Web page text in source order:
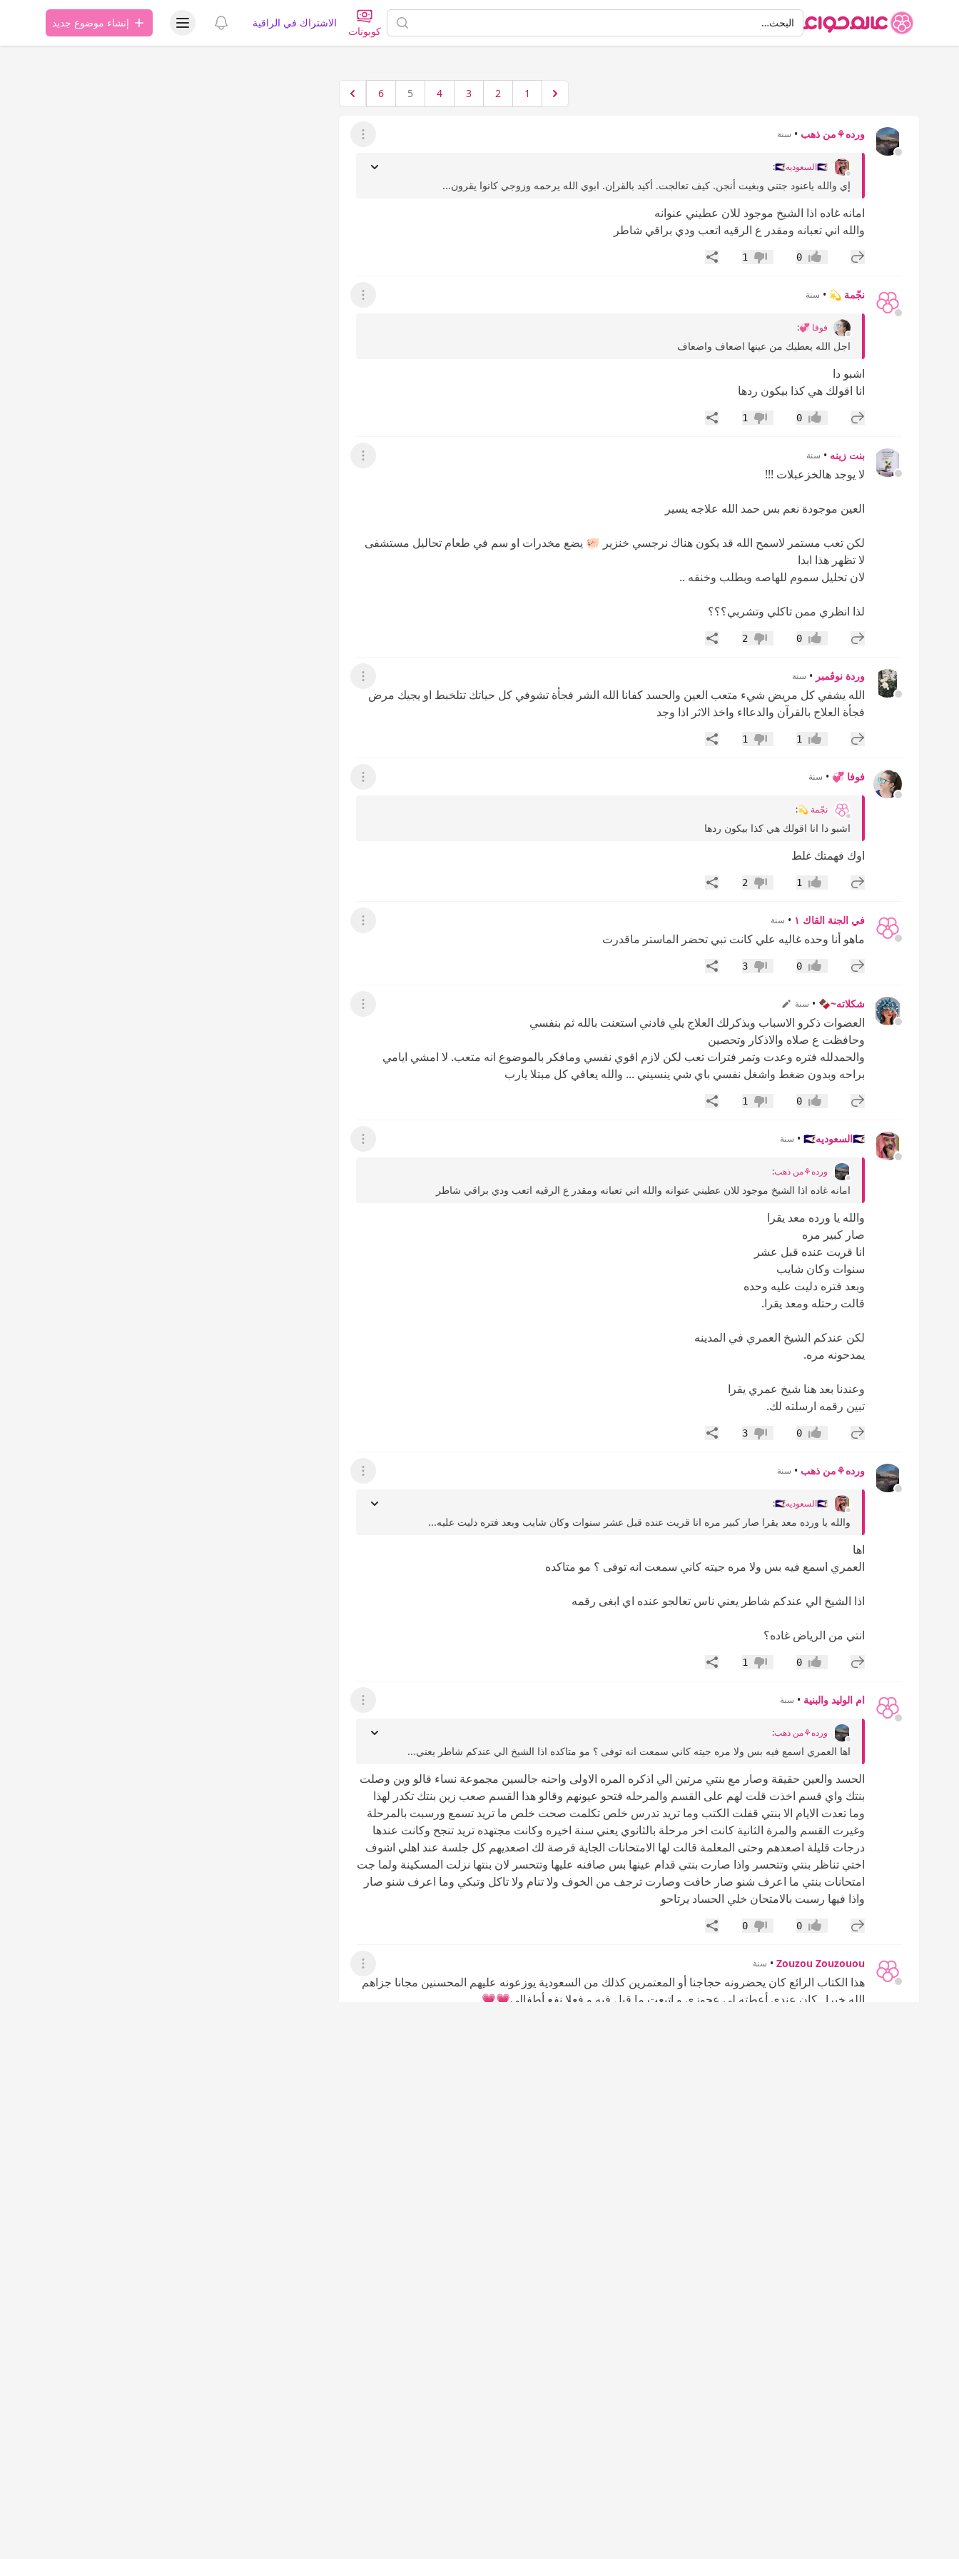
البحثالبحث…
كوبونات
الاشتراك في الراقية عرض الإشعاراتعرض قائمة المستخدمإنشاء موضوع جديد
1
2
3
4
5
6
ورده⚘️من ذهب • سنة عرض القائمة
🇸🇦السعوديه🇸🇦 :
إي والله ياعنود جتني وبغيت أنجن. كيف تعالجت. أكيد بالقرإن. ابوي الله يرحمه وزوجي كانوا يقرون...
امانه غاده اذا الشيخ موجود للان عطيني عنوانه
والله اني تعبانه ومقدر ع الرقيه اتعب ودي براقي شاطر
إضافة رد جديد
إعجاب0 عدم إعجاب
1 مشاركة
نجّمة 💫 • سنة عرض القائمة
فوفا 💞:
اجل الله يعطيك من عينها اضعاف واضعاف
اشبو دا
انا اقولك هي كذا بيكون ردها
إضافة رد جديد
إعجاب0 عدم إعجاب
1 مشاركة
بنت زينه • سنة عرض القائمة
لا يوجد هالخزعبلات !!!
العين موجودة نعم بس حمد الله علاجه يسير
لكن تعب مستمر لاسمح الله قد يكون هناك نرجسي خنزير 🐖 يضع مخدرات او سم في طعام تحاليل مستشفى
لا تظهر هذا ابدا
لان تحليل سموم للهاصه وبطلب وخنقه ..
لذا انظري ممن تاكلي وتشربي؟؟؟
إضافة رد جديد
إعجاب0 عدم إعجاب
2 مشاركة
وردة نوڤمبر • سنة عرض القائمة
الله يشفي كل مريض شيء متعب العين والحسد كفانا الله الشر فجأة تشوفي كل حياتك تتلخبط او يجيك مرض
فجأة العلاج بالقرآن والدعااء واخذ الاثر اذا وجد
إضافة رد جديد
إعجاب1 عدم إعجاب
1 مشاركة
فوفا 💞 • سنة عرض القائمة
نجّمة 💫:
اشبو دا انا اقولك هي كذا بيكون ردها
اوك فهمتك غلط
إضافة رد جديد
إعجاب1 عدم إعجاب
2 مشاركة
في الجنة القاك ١ • سنة عرض القائمة
ماهو أنا وحده غاليه علي كانت تبي تحضر الماستر ماقدرت
إضافة رد جديد
إعجاب0 عدم إعجاب
3 مشاركة
شكلاته~🍫 • سنة عرض القائمة
العضوات ذكرو الاسباب وبذكرلك العلاج يلي فادني استعنت بالله ثم بنفسي
وحافظت ع صلاه والاذكار وتحصين
والحمدلله فتره وعدت وتمر فترات تعب لكن لازم اقوي نفسي ومافكر بالموضوع انه متعب. لا امشي ايامي
براحه وبدون ضغط واشغل نفسي باي شي ينسيني ... والله يعافي كل مبتلا يارب
إضافة رد جديد
إعجاب0 عدم إعجاب
1 مشاركة
🇸🇦السعوديه🇸🇦 • سنة عرض القائمة
ورده⚘️من ذهب:
امانه غاده اذا الشيخ موجود للان عطيني عنوانه والله اني تعبانه ومقدر ع الرقيه اتعب ودي براقي شاطر
والله يا ورده معد يقرا
صار كبير مره
انا قريت عنده قبل عشر
سنوات وكان شايب
وبعد فتره دليت عليه وحده
قالت رحتله ومعد يقرا.
لكن عندكم الشيخ العمري في المدينه
يمدحونه مره.
وعندنا بعد هنا شيخ عمري يقرا
تبين رقمه ارسلته لك.
إضافة رد جديد
إعجاب0 عدم إعجاب
3 مشاركة
ورده⚘️من ذهب • سنة عرض القائمة
🇸🇦السعوديه🇸🇦 :
والله يا ورده معد يقرا صار كبير مره انا قريت عنده قبل عشر سنوات وكان شايب وبعد فتره دليت عليه...
اها
العمري اسمع فيه بس ولا مره جيته كاني سمعت انه توفى ؟ مو متاكده
اذا الشيخ الي عندكم شاطر يعني ناس تعالجو عنده اي ابغى رقمه
انتي من الرياض غاده؟
إضافة رد جديد
إعجاب0 عدم إعجاب
1 مشاركة
ام الوليد والبنية • سنة عرض القائمة
ورده⚘️من ذهب:
اها العمري اسمع فيه بس ولا مره جيته كاني سمعت انه توفى ؟ مو متاكده اذا الشيخ الي عندكم شاطر يعني...
الحسد والعين حقيقة وصار مع بنتي مرتين الي اذكره المره الاولى واحنه جالسين مجموعة نساء قالو وين وصلت
بنتك واي قسم اخذت قلت لهم على القسم والمرحله فتحو عيونهم وقالو هذا القسم صعب زين بنتك تكدر لهذا
وما تعدت الايام الا بنتي قفلت الكتب وما تريد تدرس خلص تكلمت صحت خلص ما تريد تسمع ورسبت بالمرحلة
وغيرت القسم والمرة الثانية كانت اخر مرحلة بالثانوي يعني سنة اخيره وكانت مجتهده تريد تنجح وكانت عندها
درجات قليلة اصعدهم وحتى المعلمة قالت لها الامتحانات الجاية فرصة لك اصعديهم كل جلسة عند اهلي اشوف
اختي تناظر بنتي وتتحسر واذا صارت بنتي قدام عينها بس صافنه عليها وتتحسر لان بنتها نزلت المسكينة ولما جت
امتحانات بنتي ما اعرف شنو صار خافت وصارت ترجف من الخوف ولا تنام ولا تاكل وتبكي وما اعرف شنو صار
واذا فيها رسبت بالامتحان خلي الحساد يرتاحو
إضافة رد جديد
إعجاب0 عدم إعجاب
0 مشاركة
Zouzou Zouzouou
• سنة عرض القائمة
هذا الكتاب الرائع كان يحضرونه حجاجنا أو المعتمرين كذلك من السعودية يوزعونه عليهم المحسنين مجانا جزاهم
الله خيرا ..كان عندي أعطته لي عجوزي و اتبعت ما قيل فيه و فعلا نفع أطفالي💗💗